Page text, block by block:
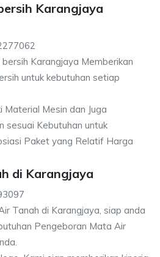
Karangjaya
Karangjaya Memberikan
untuk kebutuhan setiap
Mesin dan Juga
sesuai Kebutuhan untuk
Paket yang Relatif Harga
di Karangjaya
Tanah di Karangjaya, siap anda
Pengeboran Mata Air